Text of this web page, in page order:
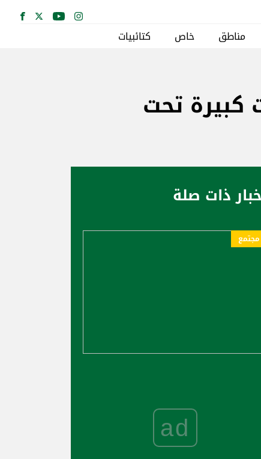
مناطق خاص كتائبيات
كبيرة تحت
ذات صلة
مجتمع
ad